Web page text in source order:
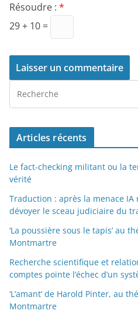
Résoudre : *
29 + 10 =
Articles récents
Le fact-checking militant ou la
vérité
Traduction : après la menace
dévoyer le sceau judiciaire du
‘La poussière sous le tapis’ au
Montmartre
Recherche scientifique et
comptes pointe l’échec d’un
‘L’amant’ de Harold Pinter, au
Montmartre